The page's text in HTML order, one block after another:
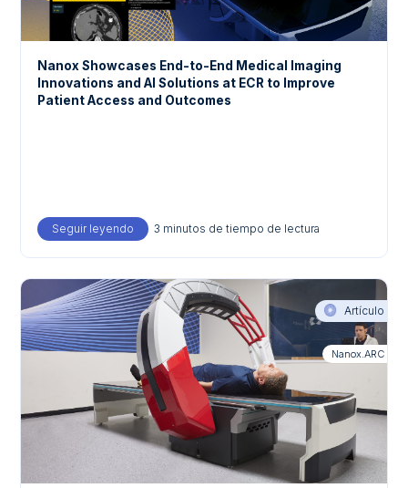
Nanox Showcases End-to-End Medical Imaging
Innovations and AI Solutions at ECR to Improve
Patient Access and Outcomes
Seguir leyendo about Nanox Showcases End-to-End Medical
3 minutos de tiempo de lectura
Artículo
Nanox.ARC